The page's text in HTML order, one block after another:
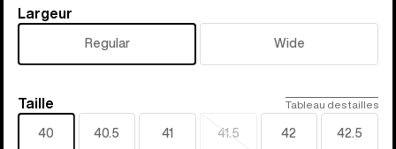
Largeur
Largeur
Regular Wide
Taille
Taille Tableau des tailles
40 40.5 41 41.5
Épuisé
42 42.5